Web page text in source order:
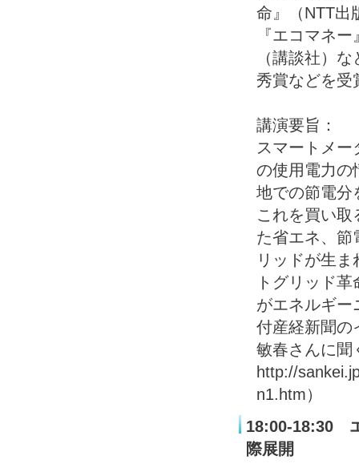
命』（NTT出
『エコマネ
（講談社）
秀賞などを受
講演要旨：
スマートメ
の使用電力の
地での節電分
これを買い取
た省エネ、節
リッドが生
トグリッド
がエネルギー
付産経新聞の
敏春さんに聞
http://
n1.htm）
18:00-18:30
際展開